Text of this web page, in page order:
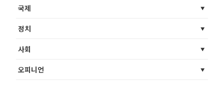
국제
정치
사회
오피니언